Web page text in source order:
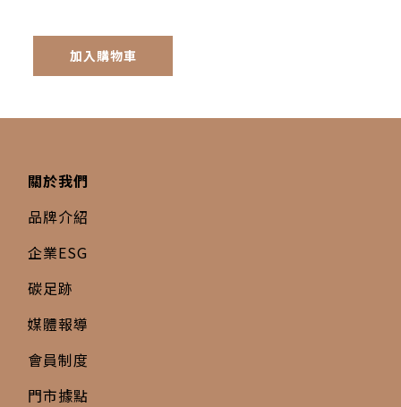
加入購物車
關於我們
品牌介紹
企業ESG
碳足跡
媒體報導
會員制度
門市據點